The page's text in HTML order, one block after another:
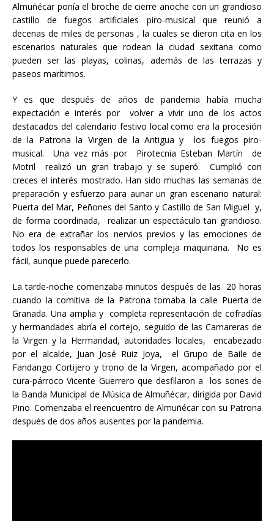
Almuñécar ponía el broche de cierre anoche con un grandioso
castillo de fuegos artificiales piro-musical que reunió a
decenas de miles de personas , la cuales se dieron cita en los
escenarios naturales que rodean la ciudad sexitana como
pueden ser las playas, colinas, además de las terrazas y
paseos marítimos.
Y es que después de años de pandemia había mucha
expectación e interés por volver a vivir uno de los actos
destacados del calendario festivo local como era la procesión
de la Patrona la Virgen de la Antigua y los fuegos piro-
musical. Una vez más por Pirotecnia Esteban Martín de
Motril realizó un gran trabajo y se superó. Cumplió con
creces el interés mostrado. Han sido muchas las semanas de
preparación y esfuerzo para aunar un gran escenario natural:
Puerta del Mar, Peñones del Santo y Castillo de San Miguel y,
de forma coordinada, realizar un espectáculo tan grandioso.
No era de extrañar los nervios previos y las emociones de
todos los responsables de una compleja maquinaria. No es
fácil, aunque puede parecerlo.
La tarde-noche comenzaba minutos después de las 20 horas
cuando la comitiva de la Patrona tomaba la calle Puerta de
Granada. Una amplia y completa representación de cofradías
y hermandades abría el cortejo, seguido de las Camareras de
la Virgen y la Hermandad, autoridades locales, encabezado
por el alcalde, Juan José Ruiz Joya, el Grupo de Baile de
Fandango Cortijero y trono de la Virgen, acompañado por el
cura-párroco Vicente Guerrero que desfilaron a los sones de
la Banda Municipal de Música de Almuñécar, dirigida por David
Pino. Comenzaba el reencuentro de Almuñécar con su Patrona
después de dos años ausentes por la pandemia.